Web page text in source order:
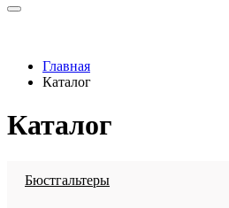
Главная
Каталог
Каталог
Бюстгальтеры